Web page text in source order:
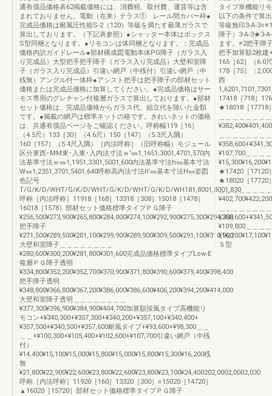
通有償品価格表62掲載価格には、消費税、取付費、運賃等は含
まれておりません。電動（在来）テラス① レール間カバー枠●
完成品価格は耐風圧性能S-2（120）等級を満たす最薄ガラスで
算出しております。（下記表参照）●シャッター本体はボックス
S型同梱となります。●リモコンは体同梱となります。：完成品
価格内訳ガイドレール●部材構成図電動本体PG障子（ガラス入
り完成品）大型把手把手障子（ガラス入り完成品）大壁和室障
子（ガラス入り完成品）引違い網戸（中桟付）引違い網戸（中
桟無）アングル付一体枠●アシスト把手は把手障子の部材セット
価格または完成品価格に加算してください。●完成品価格はサー
モス専用のグレチャン付複層ガラスで算出しております。●部材
セット価格は、完成品価格からガラス代、組立代を除いた金額
です。●掲載の網戸は標準ネットの格です。きれいネットの価格
は、共通有償品ページをご確認ください。呼称幅119［16］
（4.5尺）133［30］（4.6尺）150［147］（5.3尺入隅）
160［157］（5.4尺入隅）［内法呼称］（旧呼称幅）モジュール
区分東西･MM東･入東･入内法寸法ｗ'㎜1,1651,3001,4701,570内
法基準寸法ｗ㎜1,1951,3301,5001,600内法基準寸法h㎜基本寸法
W㎜1,2351,3701,5401,640呼称高内法寸法h'㎜基本寸法H㎜姿図
色記号
T/G/K/D/WHT/G/K/D/WHT/G/K/D/WHT/G/K/D/WH181,8001,8001,830
呼称［内法呼称］11918［168］13318［308］15018［1478］
16018［1578］部材セット価格標準タイプＰＧ障子
¥256,500¥273,900¥265,800¥284,000¥274,100¥292,900¥275,300¥294,300
把手障子
¥271,500¥289,500¥281,100¥299,900¥289,900¥309,500¥291,100¥310,900
大壁和室障子＿＿＿＿＿＿＿＿
¥280,600¥300,200¥281,800¥301,600完成品価格標準タイプLow-E
複層ＰＧ障子透明
¥334,800¥352,200¥352,700¥370,900¥371,800¥390,600¥379,400¥398,400
把手障子透明
¥348,800¥366,800¥367,200¥386,000¥386,600¥406,200¥394,200¥414,000
大壁和室障子透明＿＿＿＿＿＿＿＿
¥377,300¥396,900¥384,900¥404,700加算額採風タイプ高機能リ
モコン+¥340,300+¥357,300+¥340,200+¥357,100+¥340,400+
¥357,500+¥340,500+¥357,600耐風タイプ+¥93,600+¥98,300＿＿
＿＿+¥100,300+¥105,400+¥102,600+¥107,700引違い網戸（中桟
付）
¥14,400¥15,100¥15,000¥15,800¥15,000¥15,800¥15,300¥16,200桟
無
¥21,800¥22,900¥22,600¥23,800¥22,600¥23,800¥23,100¥24,400202,0002,0002,030
呼称［内法呼称］11920［160］13320［300］○15020［14720］
▲16020［15720］部材セット価格標準タイプＰＧ障子
タイプ単機能リ
以下の条件で算
等級無印3-A-
障子）3-A-3★3-
ます。※2把手障
把手加算額2枚建
165［62］（6.0
178［75］〈
西
17418［718］
★18018［17718
¥107,700＿＿＿
★17420［17120
★18020［17720
＿＿＿＿＿＿＿
¥109,800＿＿＿
Ｓ型